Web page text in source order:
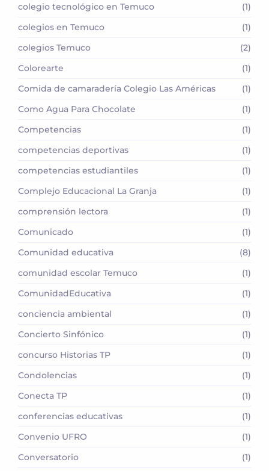
colegio tecnológico en Temuco
(1)
colegios en Temuco
(1)
colegios Temuco
(2)
Colorearte
(1)
Comida de camaradería Colegio Las Américas
(1)
Como Agua Para Chocolate
(1)
Competencias
(1)
competencias deportivas
(1)
competencias estudiantiles
(1)
Complejo Educacional La Granja
(1)
comprensión lectora
(1)
Comunicado
(1)
Comunidad educativa
(8)
comunidad escolar Temuco
(1)
ComunidadEducativa
(1)
conciencia ambiental
(1)
Concierto Sinfónico
(1)
concurso Historias TP
(1)
Condolencias
(1)
Conecta TP
(1)
conferencias educativas
(1)
Convenio UFRO
(1)
Conversatorio
(1)